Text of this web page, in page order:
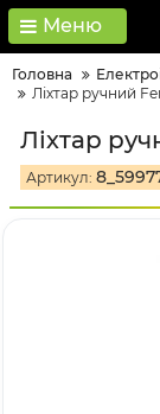
Меню
Головна
Ліхтар ручний
Ліхтар
Артикул: